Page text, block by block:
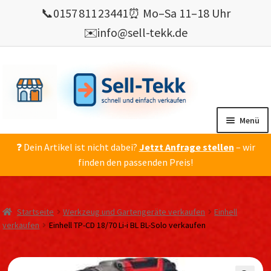
📞0157 811 23441⏰ Mo–Sa 11–18 Uhr
✉️info@sell-tekk.de
springen
springen
Menü
Mein Konto
Gebrauchte Elektronik verkaufen
Wie’s geht ?
❓ Dein Artikel ist nicht dabei? Jetzt Anfrage stellen – wir
finden den passenden Preis!
Startseite Werkzeug und Gartengeräte verkaufen
Einhell
verkaufen
Einhell TP-CD 18/70 Li-i BL BL-Solo verkaufen